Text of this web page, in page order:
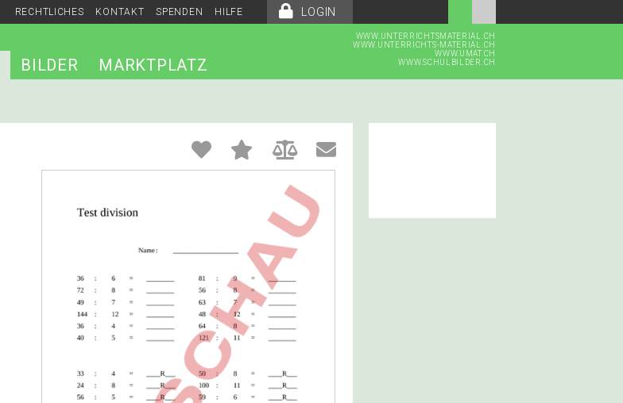
LOGIN
RECHTLICHES KONTAKT SPENDEN HILFE
WWW.UNTERRICHTSMATERIAL.CH
WWW.UNTERRICHTS-MATERIAL.CH
WWW.UMAT.CH
WWW.SCHULBILDER.CH
BILDER MARKTPLATZ